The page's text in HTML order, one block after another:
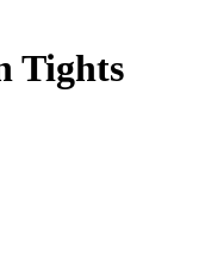
Tights